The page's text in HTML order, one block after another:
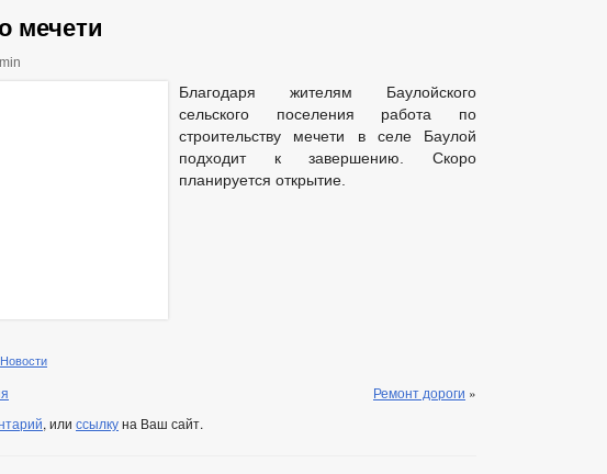
мечети
Благодаря жителям Баулойского
сельского поселения работа по
строительству мечети в селе Баулой
подходит к завершению. Скоро
планируется открытие.
Новости
Ремонт дороги »
, или ссылкуна Ваш сайт.